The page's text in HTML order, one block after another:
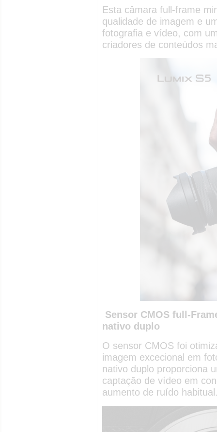
Esta câmara full-frame
qualidade de imagem e
fotografia e vídeo, com
criadores de conteúdos
Sensor CMOS full-
nativo duplo
O sensor CMOS foi
imagem excecional em
nativo duplo proporciona
captação de vídeo em
aumento de ruído